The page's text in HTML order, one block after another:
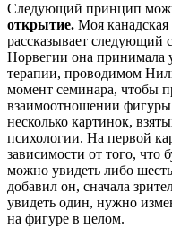
Следующий принцип
открытие. Моя
рассказывает следующий
Норвегии она принимала
терапии, проводимом
момент семинара, чтобы
взаимоотношении
несколько картинок,
психологии. На первой
зависимости от того, что
можно увидеть либо
добавил он, сначала
увидеть один, нужно
на фигуре в целом.